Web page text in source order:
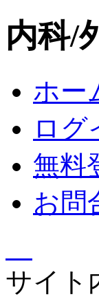
内科/
ホー
ログ
無料
お問
サイト